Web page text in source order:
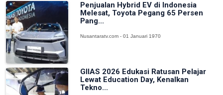
Penjualan Hybrid EV di Indonesia
Melesat, Toyota Pegang 65 Persen
Pang...
Nusantaratv.com - 01 Januari 1970
GIIAS 2026 Edukasi Ratusan Pelajar
Lewat Education Day, Kenalkan
Tekno...